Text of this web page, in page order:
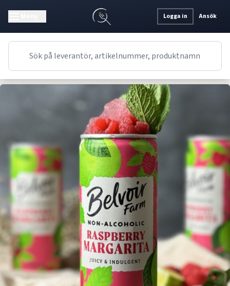
Logga in Ansök
Recept Drinktips Engelskt Frozen Raspberry Margarita